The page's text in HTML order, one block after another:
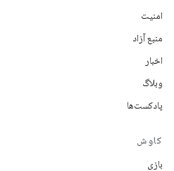
امنیت
منبع آزاد
اخبار
وبلاگ
پادکست‌ها
کاوش
بازی